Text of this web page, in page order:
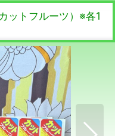
ットフルーツ）※各1